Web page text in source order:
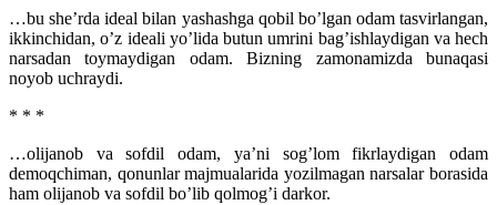
…bu she’rda ideal bilan yashashga qobil bo’lgan odam tasvirlangan,
ikkinchidan, o’z ideali yo’lida butun umrini bag’ishlaydigan va hech
narsadan toymaydigan odam. Bizning zamonamizda bunaqasi
noyob uchraydi.
* * *
…olijanob va sofdil odam, ya’ni sog’lom fikrlaydigan odam
demoqchiman, qonunlar majmualarida yozilmagan narsalar borasida
ham olijanob va sofdil bo’lib qolmog’i darkor.